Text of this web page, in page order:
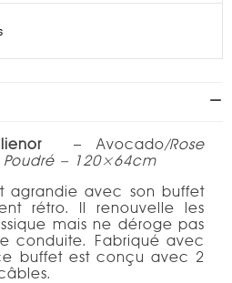
– Avocado/Rose
– 120×64cm
agrandie avec son buffet
rétro. Il renouvelle les
mais ne déroge pas
conduite. Fabriqué avec
buffet est conçu avec 2